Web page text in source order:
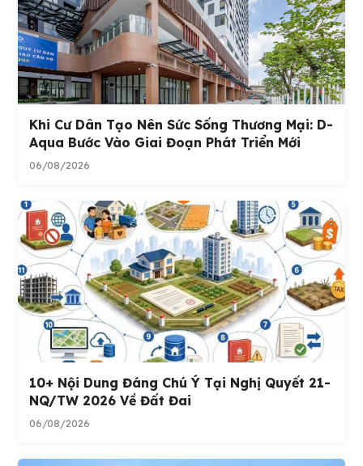
Khi Cư Dân Tạo Nên Sức Sống Thương Mại: D-
Aqua Bước Vào Giai Đoạn Phát Triển Mới
06/08/2026
10+ Nội Dung Đáng Chú Ý Tại Nghị Quyết 21-
NQ/TW 2026 Về Đất Đai
06/08/2026